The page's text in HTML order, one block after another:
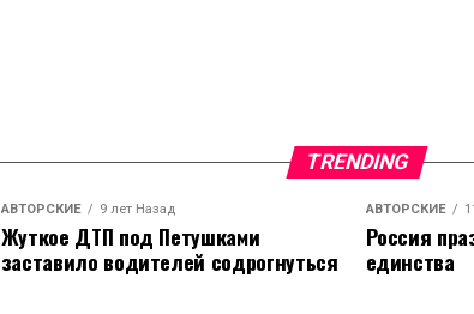
TRENDING
АВТОРСКИЕ 9 лет Назад
Жуткое ДТП под Петушками
заставило водителей содрогнуться
АВТОРСКИЕ
Россия
единства